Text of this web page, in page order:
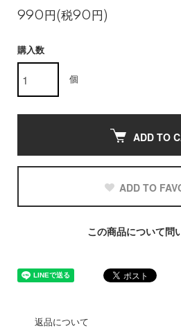
990円(税90円)
購入数
個
ADD TO
ADD TO
この商品について問
返品について